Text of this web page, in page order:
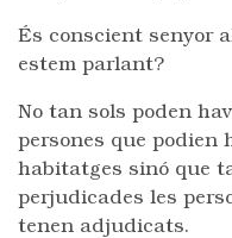
És conscient senyor
estem parlant?
No tan sols poden
persones que podien
habitatges sinó que
perjudicades les
tenen adjudicats.